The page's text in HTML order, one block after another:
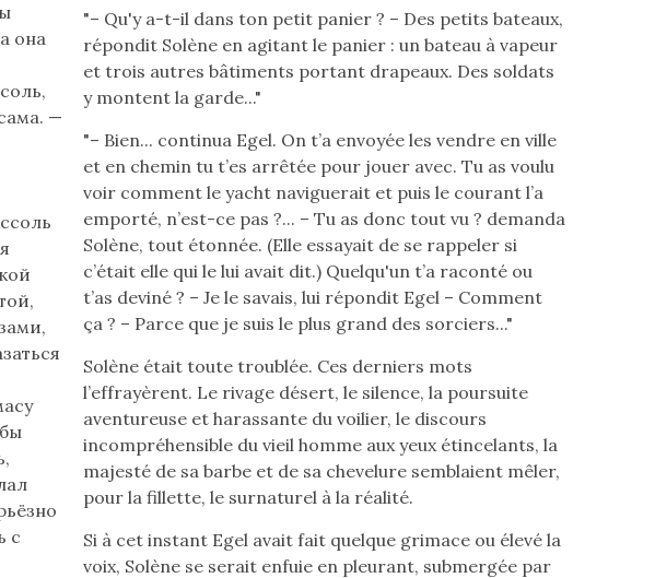
она
—
с
"– Qu'y a-t-il dans ton petit panier ? – Des petits bateaux,
répondit Solène en agitant le panier : un bateau à vapeur
et trois autres bâtiments portant drapeaux. Des soldats
y montent la garde..."
"– Bien... continua Egel. On t’a envoyée les vendre en ville
et en chemin tu t’es arrêtée pour jouer avec. Tu as voulu
voir comment le yacht naviguerait et puis le courant l’a
emporté, n’est-ce pas ?... – Tu as donc tout vu ? demanda
Solène, tout étonnée. (Elle essayait de se rappeler si
c’était elle qui le lui avait dit.) Quelqu'un t’a raconté ou
t’as deviné ? – Je le savais, lui répondit Egel – Comment
ça ? – Parce que je suis le plus grand des sorciers..."
Solène était toute troublée. Ces derniers mots
l’effrayèrent. Le rivage désert, le silence, la poursuite
aventureuse et harassante du voilier, le discours
incompréhensible du vieil homme aux yeux étincelants, la
majesté de sa barbe et de sa chevelure semblaient mêler,
pour la fillette, le surnaturel à la réalité.
Si à cet instant Egel avait fait quelque grimace ou élevé la
voix, Solène se serait enfuie en pleurant, submergée par